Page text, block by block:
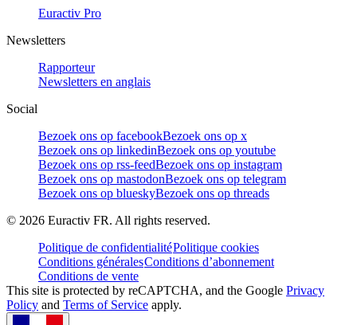
Euractiv Pro
Newsletters
Rapporteur
Newsletters en anglais
Social
Bezoek ons op facebookBezoek ons op x
Bezoek ons op linkedinBezoek ons op youtube
Bezoek ons op rss-feedBezoek ons op instagram
Bezoek ons op mastodonBezoek ons op telegram
Bezoek ons op blueskyBezoek ons op threads
© 2026 Euractiv FR. All rights reserved.
Politique de confidentialitéPolitique cookies
Conditions généralesConditions d’abonnement
Conditions de vente
This site is protected by reCAPTCHA, and the Google Privacy
Policy and Terms of Service apply.